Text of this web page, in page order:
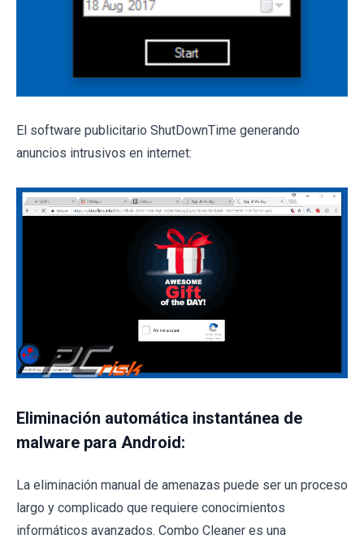
El software publicitario ShutDownTime generando
anuncios intrusivos en internet:
Eliminación automática instantánea de
malware para Android:
La eliminación manual de amenazas puede ser un proceso
largo y complicado que requiere conocimientos
informáticos avanzados. Combo Cleaner es una